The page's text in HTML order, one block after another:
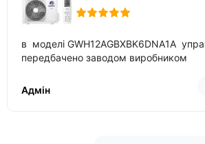
в моделі GWH12AGBXBK6DNA1A
передбачено заводом виробником
Адмін